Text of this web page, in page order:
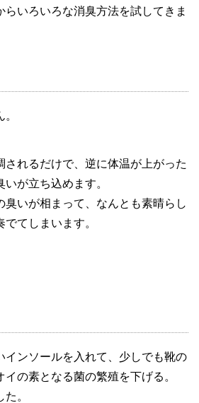
らいろいろな消臭方法を試してきま
されるだけで、逆に体温が上がった
が立ち込めます。
臭いが相まって、なんとも素晴らし
てしまいます。
インソールを入れて、少しでも靴の
の素となる菌の繁殖を下げる。
。